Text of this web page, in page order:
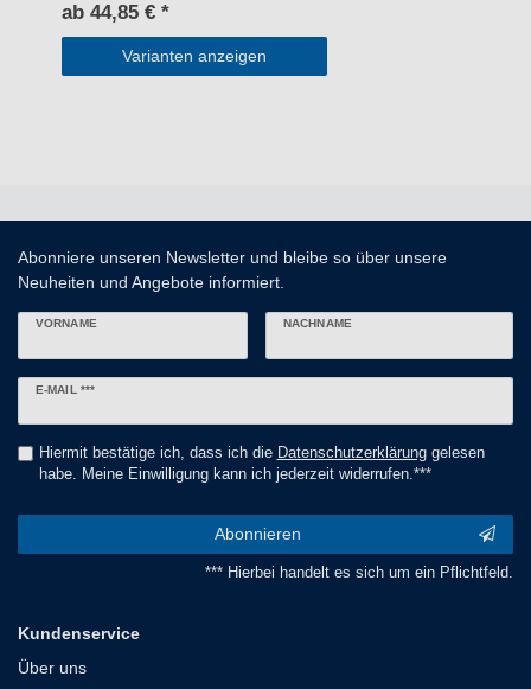
ab 44,85 € *
Varianten anzeigen
Abonniere unseren Newsletter und bleibe so über unsere
Neuheiten und Angebote informiert.
VORNAME NACHNAME
E-MAIL ***
Newsletter
Hiermit bestätige ich, dass ich die Daten­schutz­erklärunggelesen
habe. Meine Einwilligung kann ich jederzeit widerrufen.***
Abonnieren
*** Hierbei handelt es sich um ein Pflichtfeld.
Kundenservice
Über uns